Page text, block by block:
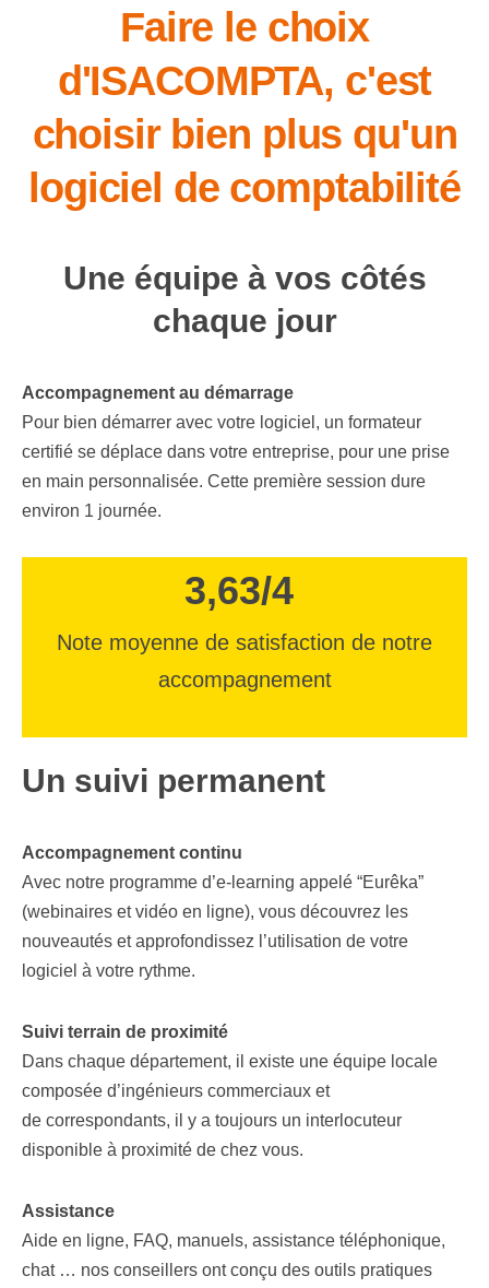
Faire le choix
d'ISACOMPTA, c'est
choisir bien plus qu'un
logiciel de comptabilité
Une équipe à vos côtés
chaque jour
Accompagnement au démarrage
Pour bien démarrer avec votre logiciel, un formateur
certifié se déplace dans votre entreprise, pour une prise
en main personnalisée. Cette première session dure
environ 1 journée.
3,63/4
Note moyenne de satisfaction de notre
accompagnement
Un suivi permanent
Accompagnement continu
Avec notre programme d’e-learning appelé “Eurêka”
(webinaires et vidéo en ligne), vous découvrez les
nouveautés et approfondissez l’utilisation de votre
logiciel à votre rythme.
Suivi terrain de proximité
Dans chaque département, il existe une équipe locale
composée d’ingénieurs commerciaux et
de correspondants, il y a toujours un interlocuteur
disponible à proximité de chez vous.
Assistance
Aide en ligne, FAQ, manuels, assistance téléphonique,
chat … nos conseillers ont conçu des outils pratiques